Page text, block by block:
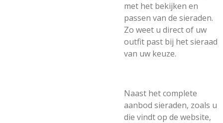
met het bekijken en
passen van de sieraden.
Zo weet u direct of uw
outfit past bij het sieraad
van uw keuze.
Naast het complete
aanbod sieraden, zoals u
die vindt op de website,